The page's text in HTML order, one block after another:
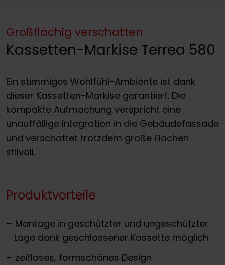
Großflächig verschatten
Kassetten-Markise Terrea 580
Ein stimmiges Wohlfühl-Ambiente ist dank
dieser Kassetten-Markise garantiert. Die
kompakte Aufmachung verspricht eine
unauffällige Integration in die Gebäudefassade
und verschattet trotzdem große Flächen
stilvoll.
Produktvorteile
Montage in geschützter und ungeschützter
Lage dank geschlossener Kassette möglich
zeitloses, formschönes Design